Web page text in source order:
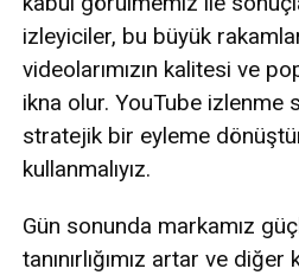
izleyiciler, bu büyük
videolarımızın kalitesi ve
ikna olur. YouTube izlenme
stratejik bir eyleme
kullanmalıyız.
Gün sonunda markamız
tanınırlığımız artar ve diğer